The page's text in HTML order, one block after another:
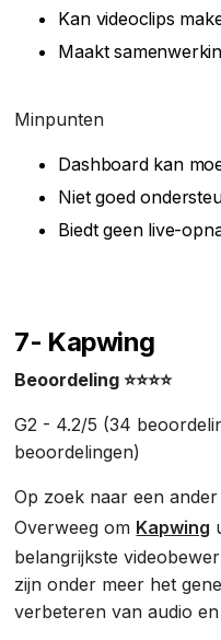
Kan videoclips
Maakt
Minpunten
Dashboard kan
Niet goed
Biedt geen live-
7- Kapwing
Beoordeling ⭐⭐⭐⭐
G2 - 4.2/5 (34
beoordelingen)
Op zoek naar een
Overweeg om Kapwing
belangrijkste
zijn onder meer het
verbeteren van audio